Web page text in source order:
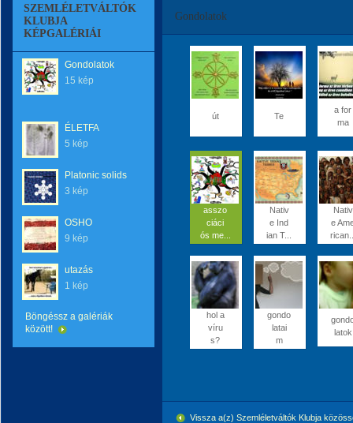
SZEMLÉLETVÁLTÓK
KLUBJA
KÉPGALÉRIÁI
Gondolatok
15 kép
ÉLETFA
5 kép
Platonic solids
3 kép
OSHO
9 kép
utazás
1 kép
Böngéssz a galériák
között!
Gondolatok
út Te
a for
ma
asszo
ciáci
ós me...
Nativ
e Ind
ian T...
Nativ
e
hol a
víru
s?
gondo
latai
m
latok
Vissza a(z) Szemléletváltók Klubja